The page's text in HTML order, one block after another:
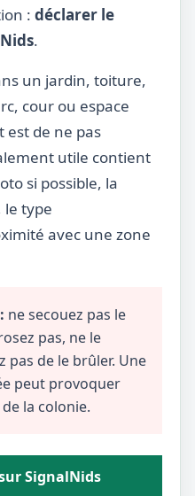
: déclarer le
.
un jardin, toiture,
cour ou espace
est de ne pas
utile contient
si possible, la
type
avec une zone
ne secouez pas le
pas, ne le
pas de le brûler. Une
peut provoquer
la colonie.
SignalNids